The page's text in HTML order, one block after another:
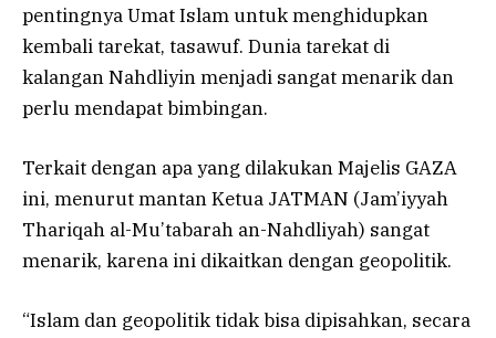
pentingnya Umat Islam untuk menghidupkan
kembali tarekat, tasawuf. Dunia tarekat di
kalangan Nahdliyin menjadi sangat menarik dan
perlu mendapat bimbingan.
Terkait dengan apa yang dilakukan Majelis GAZA
ini, menurut mantan Ketua JATMAN (Jam’iyyah
Thariqah al-Mu’tabarah an-Nahdliyah) sangat
menarik, karena ini dikaitkan dengan geopolitik.
“Islam dan geopolitik tidak bisa dipisahkan, secara